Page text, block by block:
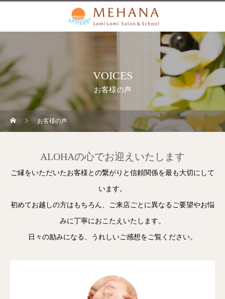
VOICES
お客様の声
お客様の声
ALOHAの心でお迎えいたします
ご縁をいただいたお客様との繋がりと信頼関係を最も大切にして
います。
初めてお越しの方はもちろん、ご来店ごとに異なるご要望やお悩
みに丁寧におこたえいたします。
日々の励みになる、うれしいご感想をご覧ください。